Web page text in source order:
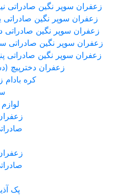
زعفران سوپر نگین صادراتی
زعفران سوپر نگین صادراتی
زعفران سوپر نگین صادراتی
زعفران سوپر نگین صادراتی
زعفران سوپر نگین صادراتی
زعفران دخترپیچ
کره بادام
پک